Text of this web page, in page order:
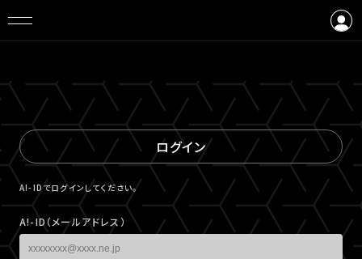
ログイン
A!-IDでログインしてください。
A!-ID（メールアドレス）